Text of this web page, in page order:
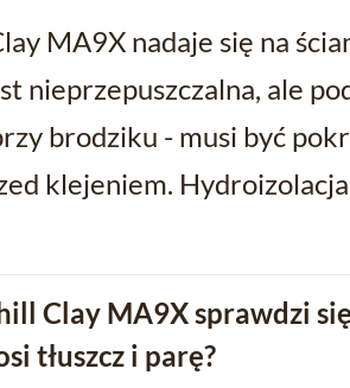
MA9X nadaje się na
nieprzepuszczalna, ale
brodziku - musi być
klejeniem.
Clay MA9X sprawdzi
tłuszcz i parę?